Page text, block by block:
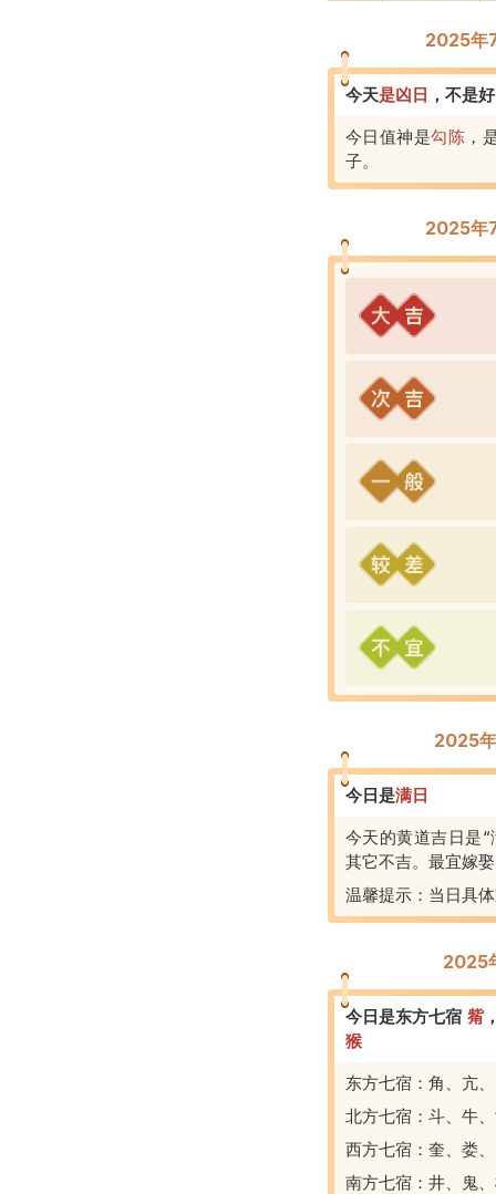
2025年
今天是凶 日 ， 不是
今日值神是勾陈 ，
子。
2025年
2025
今日是满 日
今天的黄道吉日是
其它不吉。最宜嫁
温馨提示：当日具
2025
今日是东方七宿 觜
猴
东方七宿：角、亢
北方七宿：斗、牛
西方七宿：奎、娄
南方七宿：井、鬼